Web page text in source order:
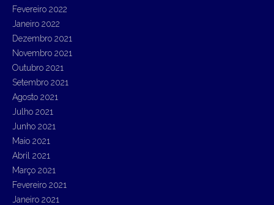
Fevereiro 2022
Janeiro 2022
Dezembro 2021
Novembro 2021
Outubro 2021
Setembro 2021
Agosto 2021
Julho 2021
Junho 2021
Maio 2021
Abril 2021
Março 2021
Fevereiro 2021
Janeiro 2021